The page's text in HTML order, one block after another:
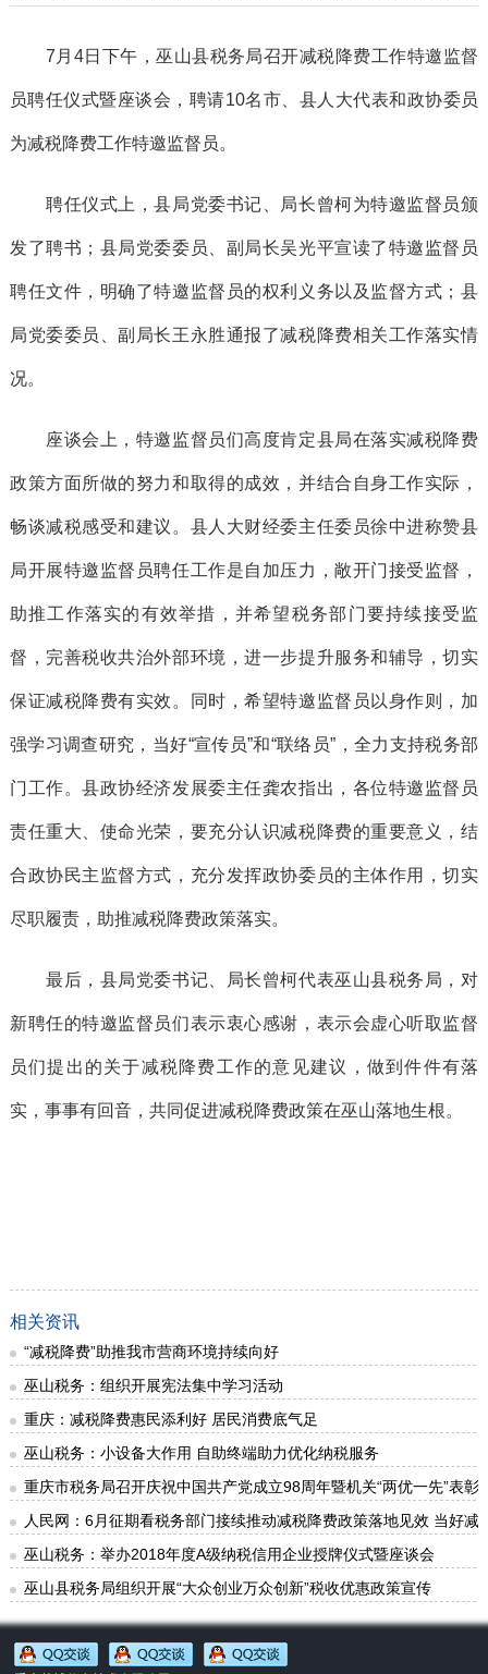
7月4日下午，巫山县税务局召开减税降费工作特邀监督
员聘任仪式暨座谈会，聘请10名市、县人大代表和政协委员
为减税降费工作特邀监督员。
聘任仪式上，县局党委书记、局长曾柯为特邀监督员颁
发了聘书；县局党委委员、副局长吴光平宣读了特邀监督员
聘任文件，明确了特邀监督员的权利义务以及监督方式；县
局党委委员、副局长王永胜通报了减税降费相关工作落实情
况。
座谈会上，特邀监督员们高度肯定县局在落实减税降费
政策方面所做的努力和取得的成效，并结合自身工作实际，
畅谈减税感受和建议。县人大财经委主任委员徐中进称赞县
局开展特邀监督员聘任工作是自加压力，敞开门接受监督，
助推工作落实的有效举措，并希望税务部门要持续接受监
督，完善税收共治外部环境，进一步提升服务和辅导，切实
保证减税降费有实效。同时，希望特邀监督员以身作则，加
强学习调查研究，当好“宣传员”和“联络员”，全力支持税务部
门工作。县政协经济发展委主任龚农指出，各位特邀监督员
责任重大、使命光荣，要充分认识减税降费的重要意义，结
合政协民主监督方式，充分发挥政协委员的主体作用，切实
尽职履责，助推减税降费政策落实。
最后，县局党委书记、局长曾柯代表巫山县税务局，对
新聘任的特邀监督员们表示衷心感谢，表示会虚心听取监督
员们提出的关于减税降费工作的意见建议，做到件件有落
实，事事有回音，共同促进减税降费政策在巫山落地生根。
相关资讯
“减税降费”助推我市营商环境持续向好
巫山税务：组织开展宪法集中学习活动
重庆：减税降费惠民添利好 居民消费底气足
巫山税务：小设备大作用 自助终端助力优化纳税服务
重庆市税务局召开庆祝中国共产党成立98周年暨机关“两优一先”表彰
人民网：6月征期看税务部门接续推动减税降费政策落地见效 当好减
巫山税务：举办2018年度A级纳税信用企业授牌仪式暨座谈会
巫山县税务局组织开展“大众创业万众创新”税收优惠政策宣传